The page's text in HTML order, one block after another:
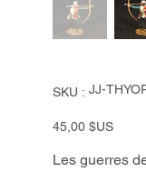
SKU :
SKU
JJ-
JJ-
Prix
45,00 $US
Les guerres